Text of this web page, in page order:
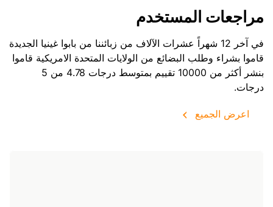
مراجعات المستخدم
في آخر 12 شهراً عشرات الآلاف من زبائننا من بابوا غينيا الجديدة
قاموا بشراء وطلب البضائع من الولايات المتحدة الامريكية قاموا
بنشر أكثر من 10000 تقييم بمتوسط درجات 4.78 من 5
درجات.
اعرض الجميع